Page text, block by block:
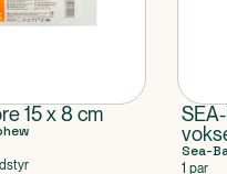
15 x 8 cm
Sea-
1 par